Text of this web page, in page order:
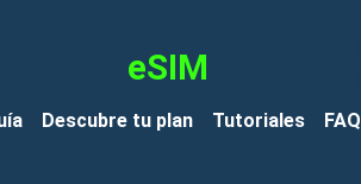
eSIM
Descubre tu plan Tutoriales FAQ